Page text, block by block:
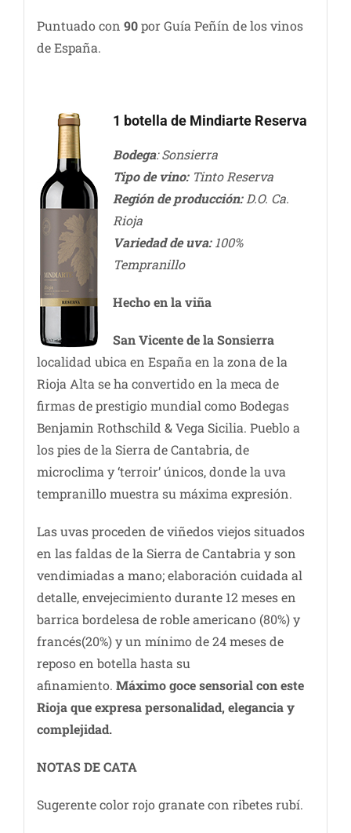
Puntuado con 90por Guía Peñín de los vinos
de España.
1 botella de Mindiarte Reserva
Bodega: Sonsierra
Tipo de vino:Tinto Reserva
Región de producción:D.O. Ca.
Rioja
Variedad de uva:100%
Tempranillo
Hecho en la viña
San Vicente de la Sonsierra
localidad ubica en España en la zona de la
Rioja Alta se ha convertido en la meca de
firmas de prestigio mundial como Bodegas
Benjamin Rothschild & Vega Sicilia. Pueblo a
los pies de la Sierra de Cantabria, de
microclima y ‘terroir’ únicos, donde la uva
tempranillo muestra su máxima expresión.
Las uvas proceden de viñedos viejos situados
en las faldas de la Sierra de Cantabria y son
vendimiadas a mano; elaboración cuidada al
detalle, envejecimiento durante 12 meses en
barrica bordelesa de roble americano (80%) y
francés(20%) y un mínimo de 24 meses de
reposo en botella hasta su
afinamiento. Máximo goce sensorial con este
Rioja que expresa personalidad, elegancia y
complejidad.
NOTAS DE CATA
Sugerente color rojo granate con ribetes rubí.